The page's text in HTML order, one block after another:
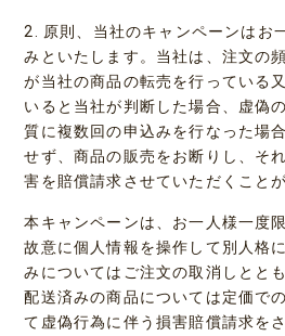
2. 原則、当社のキャンペーンはお
みといたします。当社は、注文の
が当社の商品の転売を行っている
いると当社が判断した場合、虚偽
質に複数回の申込みを行なった場
せず、商品の販売をお断りし、そ
害を賠償請求させていただくこと
本キャンペーンは、お一人様一度
故意に個人情報を操作して別人格
みについてはご注文の取消しとと
配送済みの商品については定価で
て虚偽行為に伴う損害賠償請求を